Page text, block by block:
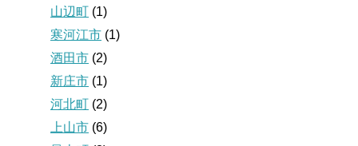
山辺町 (1)
寒河江市 (1)
酒田市 (2)
新庄市 (1)
河北町 (2)
上山市 (6)